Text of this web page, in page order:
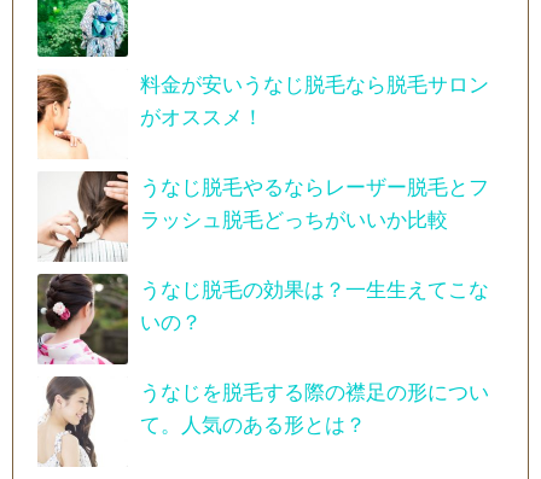
料金が安いうなじ脱毛なら脱毛サロン
がオススメ！
うなじ脱毛やるならレーザー脱毛とフ
ラッシュ脱毛どっちがいいか比較
うなじ脱毛の効果は？一生生えてこな
いの？
うなじを脱毛する際の襟足の形につい
て。人気のある形とは？